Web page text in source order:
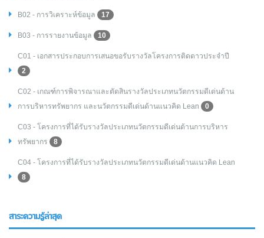
B02 - การวิเคราะห์ข้อมูล 17
B03 - การรายงานข้อมูล 10
C01 - เอกสารประกอบการเสนอขอรับรางวัลโครงการติดดาวประจำปี
2
C02 - เกณฑ์การพิจารณาและตัดสินรางวัลประเภทนวัตกรรมดีเด่นด้าน
การบริหารทรัพยากร และนวัตกรรมดีเด่นด้านแนวคิด Lean
0
C03 - โครงการที่ได้รับรางวัลประเภทนวัตกรรมดีเด่นด้านการบริหาร
ทรัพยากร
8
C04 - โครงการที่ได้รับรางวัลประเภทนวัตกรรมดีเด่นด้านแนวคิด Lean
8
สาระความรู้ล่าสุด